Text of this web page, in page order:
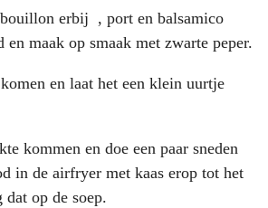
bouillon erbij , port en balsamico
maak op smaak met zwarte peper.
en laat het een klein uurtje
kommen en doe een paar sneden
in de airfryer met kaas erop tot het
dat op de soep.